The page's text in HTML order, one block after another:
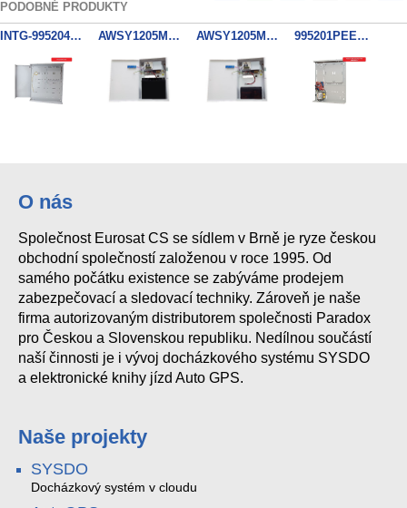
PODOBNÉ PRODUKTY
INTG-995204 Box-Widebody Enclosure AWSY1205MA + TP12180 AWSY1205MA + TP1270 995201PEEU3 Box se zdrojem 3A
O nás
Společnost Eurosat CS se sídlem v Brně je ryze českou
obchodní společností založenou v roce 1995. Od
samého počátku existence se zabýváme prodejem
zabezpečovací a sledovací techniky. Zároveň je naše
firma autorizovaným distributorem společnosti Paradox
pro Českou a Slovenskou republiku. Nedílnou součástí
naší činnosti je i vývoj docházkového systému SYSDO
a elektronické knihy jízd Auto GPS.
Naše projekty
SYSDO
Docházkový systém v cloudu